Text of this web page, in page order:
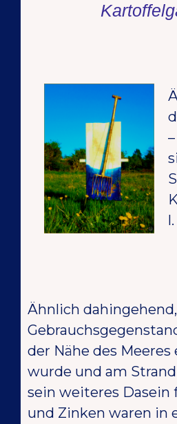
l.
Ähnlich
der Nähe des
wurde und am
sein weiteres Dasein
und Zinken waren in